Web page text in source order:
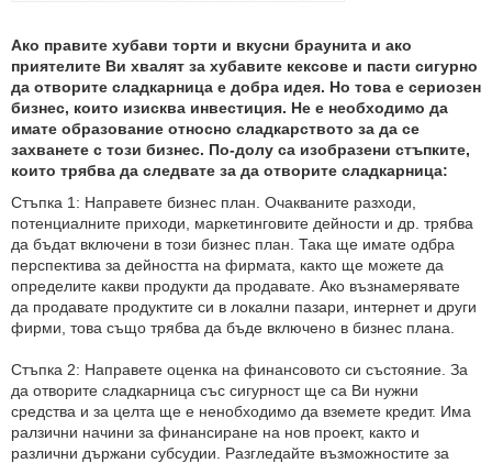
Ако правите хубави торти и вкусни браунита и ако
приятелите Ви хвалят за хубавите кексове и пасти сигурно
да отворите сладкарница е добра идея. Но това е сериозен
бизнес, които изисква инвестиция. Не е необходимо да
имате образование относно сладкарството за да се
захванете с този бизнес. По-долу са изобразени стъпките,
които трябва да следвате за да отворите сладкарница:
Стъпка 1: Направете бизнес план. Очакваните разходи,
потенциалните приходи, маркетинговите дейности и др. трябва
да бъдат включени в този бизнес план. Така ще имате одбра
перспектива за дейността на фирмата, както ще можете да
определите какви продукти да продавате. Ако възнамерявате
да продавате продуктите си в локални пазари, интернет и други
фирми, това също трябва да бъде включено в бизнес плана.
Стъпка 2: Направете оценка на финансовото си състояние. За
да отворите сладкарница със сигурност ще са Ви нужни
средства и за целта ще е ненобходимо да вземете кредит. Има
ралзични начини за финансиране на нов проект, както и
различни държани субсудии. Разгледайте възможностите за